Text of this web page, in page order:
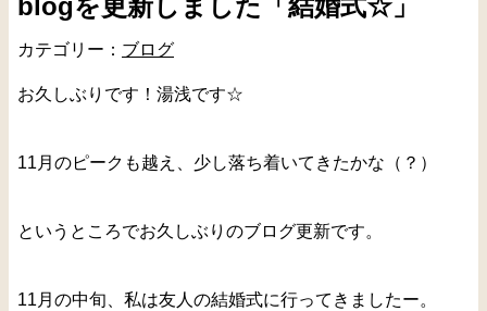
blogを更新しました「結婚式☆」
カテゴリー： ブログ
お久しぶりです！湯浅です☆
11月のピークも越え、少し落ち着いてきたかな（？）
というところでお久しぶりのブログ更新です。
11月の中旬、私は友人の結婚式に行ってきましたー。